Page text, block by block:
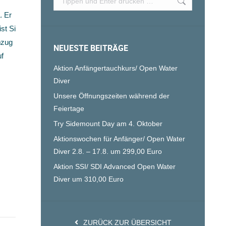
Er
Si
NEUESTE BEITRÄGE
Aktion Anfängertauchkurs/ Open Water
Diver
Unsere Öffnungszeiten während der
Feiertage
Try Sidemount Day am 4. Oktober
Aktionswochen für Anfänger/ Open Water
Diver 2.8. – 17.8. um 299,00 Euro
Aktion SSI/ SDI Advanced Open Water
Diver um 310,00 Euro
ZURÜCK ZUR ÜBERSICHT